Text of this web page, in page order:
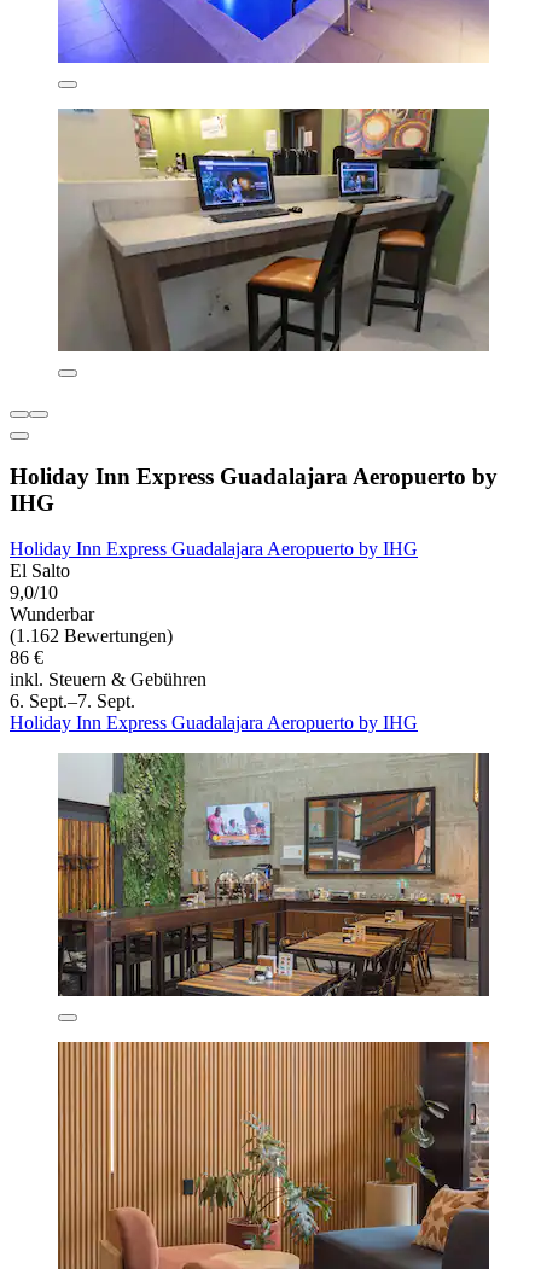
Holiday Inn Express Guadalajara Aeropuerto by
IHG
Holiday Inn Express Guadalajara Aeropuerto by IHG
El Salto
9,0/10
Wunderbar
(1.162 Bewertungen)
86 €
inkl. Steuern & Gebühren
6. Sept.–7. Sept.
Holiday Inn Express Guadalajara Aeropuerto by IHG